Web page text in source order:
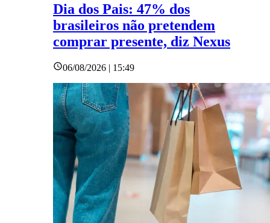
Dia dos Pais: 47% dos
brasileiros não pretendem
comprar presente, diz Nexus
06/08/2026 | 15:49